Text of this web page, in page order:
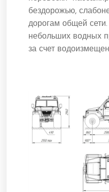
бездорожью,
дорогам общей
небольших водных
за счет